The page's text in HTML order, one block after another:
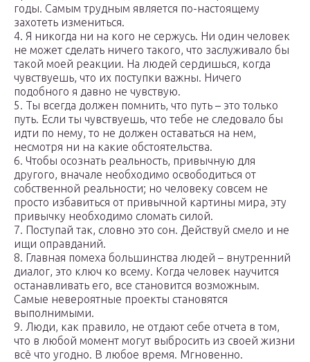
годы. Самым трудным является по-настоящему
захотеть измениться.
4. Я никогда ни на кого не сержусь. Ни один человек
не может сделать ничего такого, что заслуживало бы
такой моей реакции. На людей сердишься, когда
чувствуешь, что их поступки важны. Ничего
подобного я давно не чувствую.
5. Ты всегда должен помнить, что путь – это только
путь. Если ты чувствуешь, что тебе не следовало бы
идти по нему, то не должен оставаться на нем,
несмотря ни на какие обстоятельства.
6. Чтобы осознать реальность, привычную для
другого, вначале необходимо освободиться от
собственной реальности; но человеку совсем не
просто избавиться от привычной картины мира, эту
привычку необходимо сломать силой.
7. Поступай так, словно это сон. Действуй смело и не
ищи оправданий.
8. Главная помеха большинства людей – внутренний
диалог, это ключ ко всему. Когда человек научится
останавливать его, все становится возможным.
Самые невероятные проекты становятся
выполнимыми.
9. Люди, как правило, не отдают себе отчета в том,
что в любой момент могут выбросить из своей жизни
всё что угодно. В любое время. Мгновенно.